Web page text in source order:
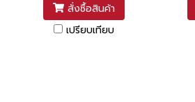
สั่งซื้อสินค้า
เปรียบเทียบ